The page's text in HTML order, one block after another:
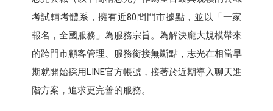
考試輔考體系，擁有近80間門市據點，並以「一家
報名，全國服務」為服務宗旨。為解決龐大規模帶來
的跨門市顧客管理、服務銜接無斷點，志光在相當早
期就開始採用LINE官方帳號，接著於近期導入聊天進
階方案，追求更完善的服務。